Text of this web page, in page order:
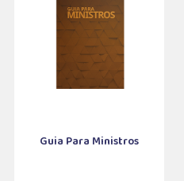
Guia Para Ministros